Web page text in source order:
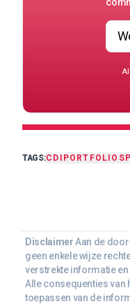
Al
TAGS:CDI PORTFOLIO
Disclaimer Aan de
geen enkele wijze
verstrekte informatie
Alle consequenties van
toepassen van de